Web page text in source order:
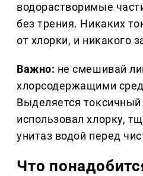
водорастворимые
без трения. Никаких
от хлорки, и никакого
Важно: не смешивай
хлорсодержащими
Выделяется токсичный
использовал хлорку,
унитаз водой перед
Что